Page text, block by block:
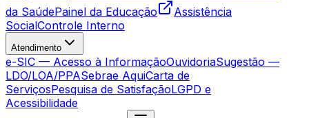
da SaúdePainel da Educação
Assistência
SocialControle Interno
Atendimento
e-SIC — Acesso à InformaçãoOuvidoriaSugestão —
LDO/LOA/PPASebrae AquiCarta de
ServiçosPesquisa de SatisfaçãoLGPD e
Acessibilidade